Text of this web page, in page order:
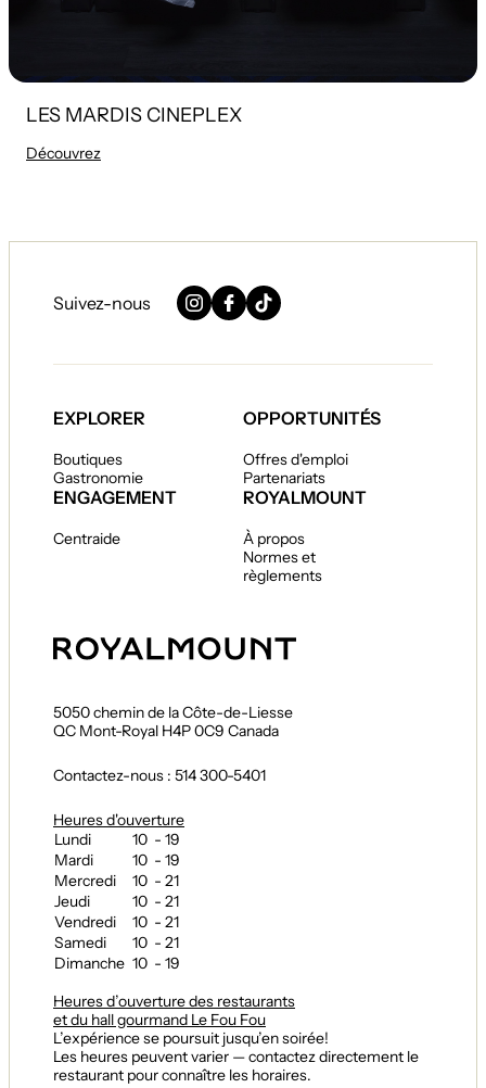
LES MARDIS CINEPLEX
Découvrez
Suivez-nous
Instagram
Facebook
TikTok
EXPLORER
Boutiques
Gastronomie
OPPORTUNITÉS
Offres d'emploi
Partenariats
ENGAGEMENT
Centraide
ROYALMOUNT
À propos
Normes et
règlements
5050 chemin de la Côte-de-Liesse
QC Mont-Royal H4P 0C9 Canada
Contactez-nous : 514 300-5401
Heures d'ouverture
Lundi
10 - 19
Mardi
10 - 19
Mercredi
10 - 21
Jeudi
10 - 21
Vendredi
10 - 21
Samedi
10 - 21
Dimanche 10 - 19
Heures d’ouverture des restaurants
et du hall gourmand Le Fou Fou
L’expérience se poursuit jusqu’en soirée!
Les heures peuvent varier — contactez directement le
restaurant pour connaître les horaires.